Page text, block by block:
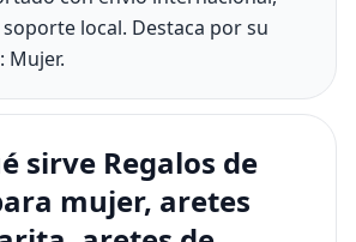
local. Destaca por su
Mujer.
sirve Regalos de
mujer, aretes